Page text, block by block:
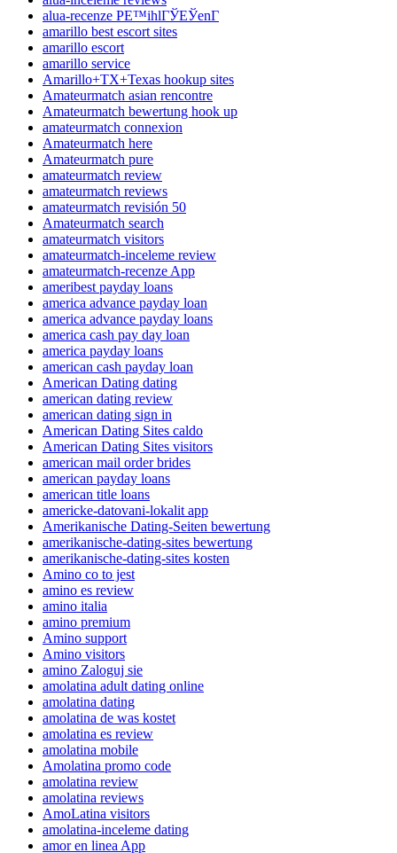
alua-recenze PЕ™ihlГЎЕЎenГ­
amarillo best escort sites
amarillo escort
amarillo service
Amarillo+TX+Texas hookup sites
Amateurmatch asian rencontre
Amateurmatch bewertung hook up
amateurmatch connexion
Amateurmatch here
Amateurmatch pure
amateurmatch review
amateurmatch reviews
amateurmatch revisión 50
Amateurmatch search
amateurmatch visitors
amateurmatch-inceleme review
amateurmatch-recenze App
ameribest payday loans
america advance payday loan
america advance payday loans
america cash pay day loan
america payday loans
american cash payday loan
American Dating dating
american dating review
american dating sign in
American Dating Sites caldo
American Dating Sites visitors
american mail order brides
american payday loans
american title loans
americke-datovani-lokalit app
Amerikanische Dating-Seiten bewertung
amerikanische-dating-sites bewertung
amerikanische-dating-sites kosten
Amino co to jest
amino es review
amino italia
amino premium
Amino support
Amino visitors
amino Zaloguj sie
amolatina adult dating online
amolatina dating
amolatina de was kostet
amolatina es review
amolatina mobile
Amolatina promo code
amolatina review
amolatina reviews
AmoLatina visitors
amolatina-inceleme dating
amor en linea App